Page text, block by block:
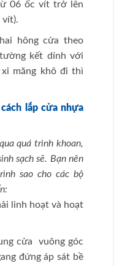
06 ốc vít trở lên
vít).
hông cửa theo
kết dính với
măng khô đi thì
lắp cửa nhựa
quá trình khoan,
sạch sẽ. Bạn nên
sao cho các bộ
linh hoạt và hoạt
cửa vuông góc
đứng áp sát bề